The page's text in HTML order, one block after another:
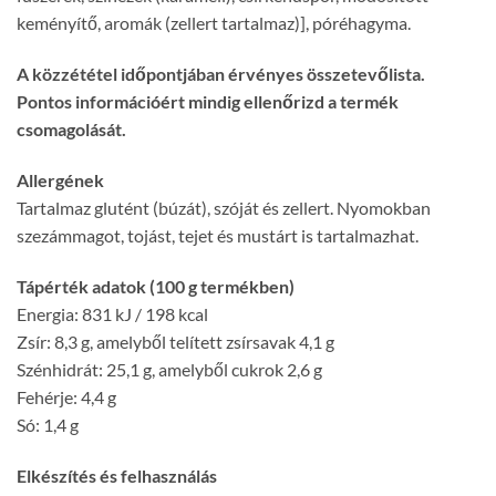
keményítő, aromák (zellert tartalmaz)], póréhagyma.
A közzététel időpontjában érvényes összetevőlista.
Pontos információért mindig ellenőrizd a termék
csomagolását.
Allergének
Tartalmaz glutént (búzát), szóját és zellert. Nyomokban
szezámmagot, tojást, tejet és mustárt is tartalmazhat.
Tápérték adatok (100 g termékben)
Energia: 831 kJ / 198 kcal
Zsír: 8,3 g, amelyből telített zsírsavak 4,1 g
Szénhidrát: 25,1 g, amelyből cukrok 2,6 g
Fehérje: 4,4 g
Só: 1,4 g
Elkészítés és felhasználás